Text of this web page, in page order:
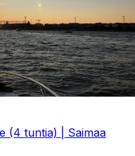
(4 tuntia) | Saimaa